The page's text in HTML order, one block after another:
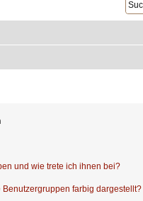
und wie trete ich ihnen bei?
farbig dargestellt?